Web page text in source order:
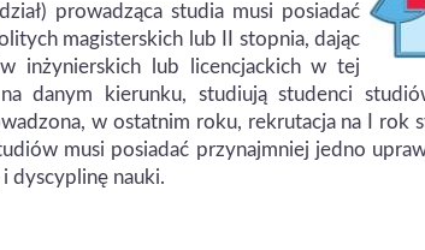
prowadząca studia musi posiadać
magisterskich lub II stopnia, dając
inżynierskich lub licencjackich w tej
danym kierunku, studiują studenci
w ostatnim roku, rekrutacja na I rok
musi posiadać przynajmniej jedno
dyscyplinę nauki.